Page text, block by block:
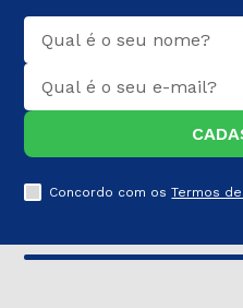
Concordo com osTermos